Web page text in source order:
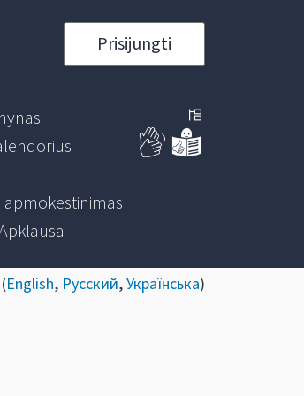
Prisijungti
English, Русский,Українська)